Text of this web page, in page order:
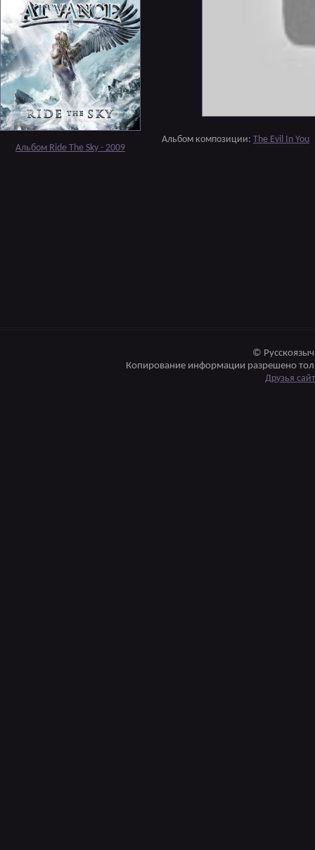
Альбом Ride The Sky - 2009
Альбом композиции: The Evil In You
©
Копирование информации разрешено
Друзья